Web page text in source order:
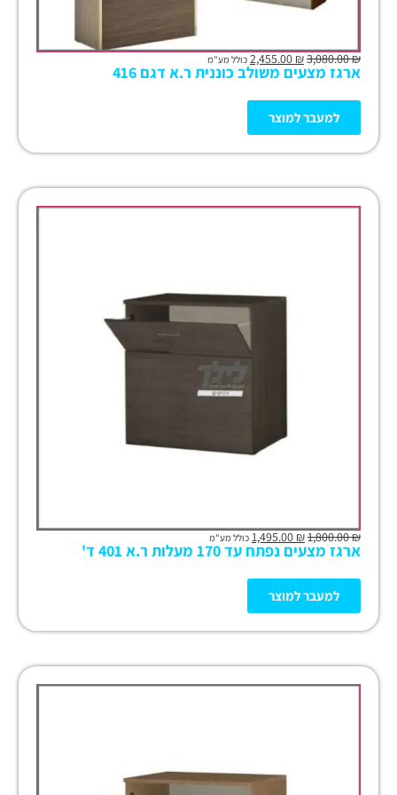
₪
3,080.00
₪ כולל מע"מ
ארגז מצעים משולב כוננית ר.א דגם 416
למעבר למוצר
₪
1,800.00
₪ כולל מע"מ
ארגז מצעים נפתח עד 170 מעלות ר.א 401 ד'
למעבר למוצר